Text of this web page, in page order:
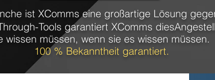
ist XComms eine großartige Lösung
Tools garantiert XComms dies
wissen müssen, wenn sie es wissen müssen.
100 % Bekanntheit garantiert.